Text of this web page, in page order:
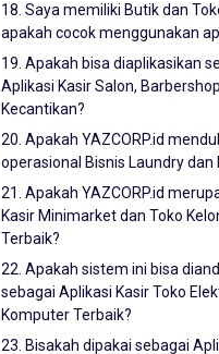
18. Saya memiliki Butik dan
apakah cocok menggunakan
19. Apakah bisa diaplikasikan
Aplikasi Kasir Salon,
Kecantikan?
20. Apakah YAZCORP.id
operasional Bisnis Laundry dan
21. Apakah YAZCORP.id
Kasir Minimarket dan Toko
Terbaik?
22. Apakah sistem ini bisa
sebagai Aplikasi Kasir Toko
Komputer Terbaik?
23. Bisakah dipakai sebagai